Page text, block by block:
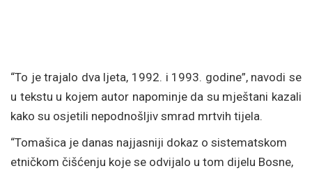
“To je trajalo dva ljeta, 1992. i 1993. godine”, navodi se
u tekstu u kojem autor napominje da su mještani kazali
kako su osjetili nepodnošljiv smrad mrtvih tijela.
“Tomašica je danas najjasniji dokaz o sistematskom
etničkom čišćenju koje se odvijalo u tom dijelu Bosne,